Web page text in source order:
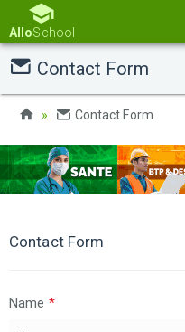
AlloSchool
Contact Form
Contact Form
Contact Form
Name *